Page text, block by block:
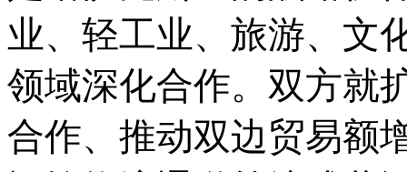
业、轻工业、旅游、文
领域深化合作。双方就
合作、推动双边贸易额